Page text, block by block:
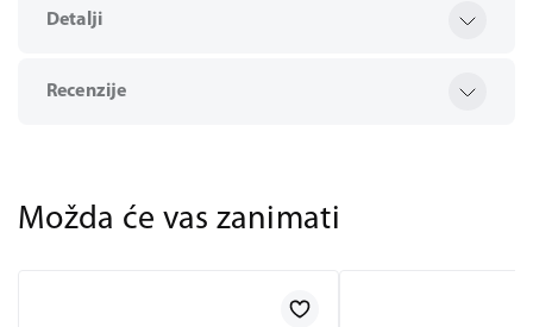
Detalji
Recenzije
Možda će vas zanimati